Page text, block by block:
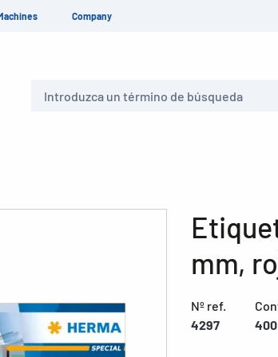
Company
mm,
Nº ref.
4297